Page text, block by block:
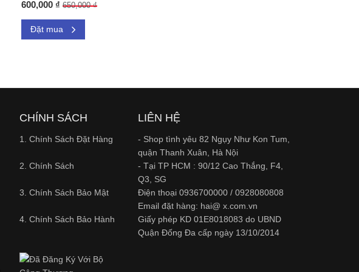
600,000 ₫ 650,000 ₫
Đặt mua
CHÍNH SÁCH
1. Chính Sách Đặt Hàng
2. Chính Sách
3. Chính Sách Bảo Mật
4. Chính Sách Bảo Hành
LIÊN HỆ
- Shop tình yêu 82 Ngụy Như Kon Tum,
quận Thanh Xuân, Hà Nội
- Tại TP HCM : 90/12 Cao Thắng, F4,
Q3, SG
Điện thoại 0936700000 / 0928080808
Email đặt hàng: hai@ x.com.vn
Giấy phép KD 01E8018083 do UBND
Quận Đống Đa cấp ngày 13/10/2014